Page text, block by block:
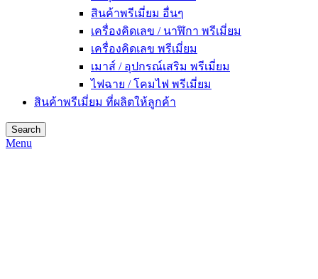
สินค้าพรีเมี่ยม อื่นๆ
เครื่องคิดเลข / นาฬิกา พรีเมี่ยม
เครื่องคิดเลข พรีเมี่ยม
เมาส์ / อุปกรณ์เสริม พรีเมี่ยม
ไฟฉาย / โคมไฟ พรีเมี่ยม
สินค้าพรีเมี่ยม ที่ผลิตให้ลูกค้า
Search
Menu